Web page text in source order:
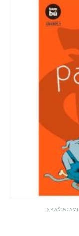
6-8 AÑOS